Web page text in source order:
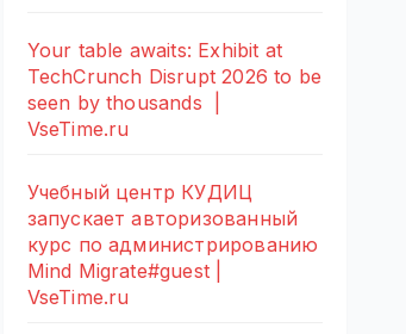
Your table awaits: Exhibit at
TechCrunch Disrupt 2026 to be
seen by thousands |
VseTime.ru
Учебный центр КУДИЦ
запускает авторизованный
курс по администрированию
Mind Migrate#guest |
VseTime.ru